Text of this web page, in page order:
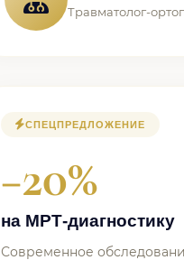
Травматолог-
СПЕЦПРЕДЛОЖЕНИЕ
−20%
на МРТ-диагностику
Современное